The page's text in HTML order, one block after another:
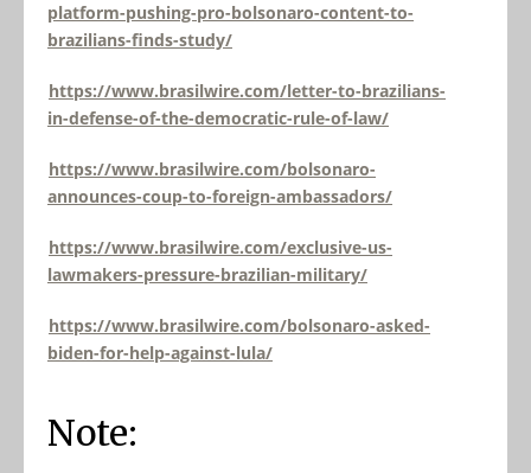
platform-pushing-pro-bolsonaro-content-to-
brazilians-finds-study/
https://www.brasilwire.com/letter-to-brazilians-
in-defense-of-the-democratic-rule-of-law/
https://www.brasilwire.com/bolsonaro-
announces-coup-to-foreign-ambassadors/
https://www.brasilwire.com/exclusive-us-
lawmakers-pressure-brazilian-military/
https://www.brasilwire.com/bolsonaro-asked-
biden-for-help-against-lula/
Note: